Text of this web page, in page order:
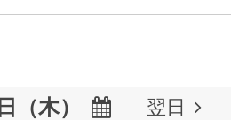
 翌日